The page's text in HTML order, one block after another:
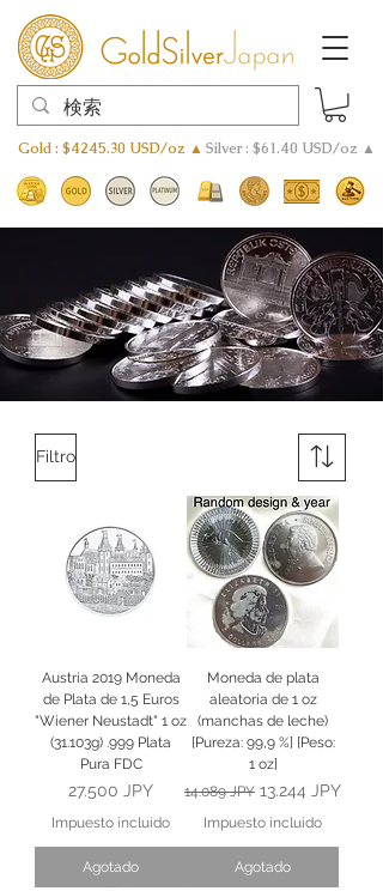
Gold : $4245.30 USD/oz ▲ Silver : $61.40 USD/oz ▲
Filtro
Austria 2019 Moneda
de Plata de 1,5 Euros
"Wiener Neustadt" 1 oz
(31.103g) .999 Plata
Pura FDC
Precio
27.500 JPY
Impuesto incluido
Agotado
Moneda de plata
aleatoria de 1 oz
(manchas de leche)
[Pureza: 99,9 %] [Peso:
1 oz]
Precio
14.089 JPY Precio de oferta
13.244 JPY
Impuesto incluido
Agotado